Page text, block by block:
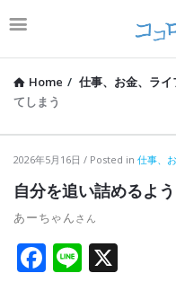
Home / 仕事、お金、ライ
てしまう
コ
コ
ロ
ノ
マ
2026年5月16日 Posted in 仕事、
自分を追い詰めるよ
あーちゃん
F
Li